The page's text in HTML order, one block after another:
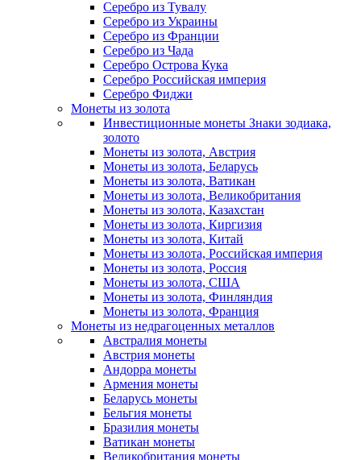
Серебро из Тувалу
Серебро из Украины
Серебро из Франции
Серебро из Чада
Серебро Острова Кука
Серебро Российская империя
Серебро Фиджи
Монеты из золота
Инвестиционные монеты Знаки зодиака,
золото
Монеты из золота, Австрия
Монеты из золота, Беларусь
Монеты из золота, Ватикан
Монеты из золота, Великобритания
Монеты из золота, Казахстан
Монеты из золота, Киргизия
Монеты из золота, Китай
Монеты из золота, Российская империя
Монеты из золота, Россия
Монеты из золота, США
Монеты из золота, Финляндия
Монеты из золота, Франция
Монеты из недрагоценных металлов
Австралия монеты
Австрия монеты
Андорра монеты
Армения монеты
Беларусь монеты
Бельгия монеты
Бразилия монеты
Ватикан монеты
Великобритания монеты